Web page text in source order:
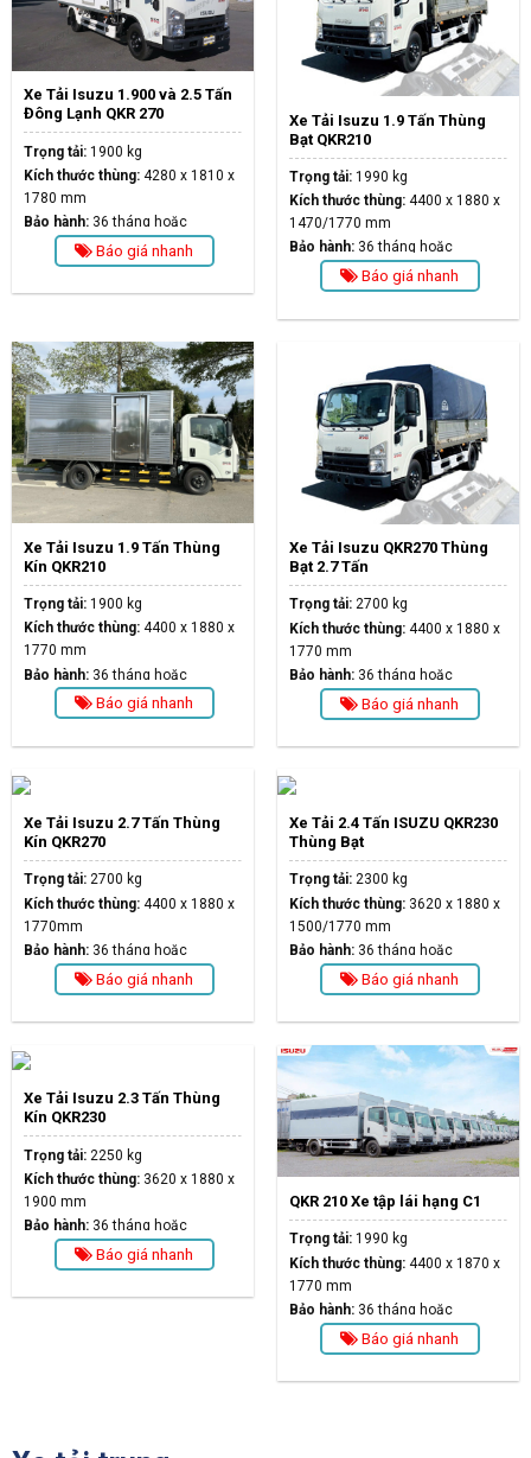
Xe Tải Isuzu 1.900 và 2.5 Tấn
Đông Lạnh QKR 270
Trọng tải:1900 kg
Kích thước thùng:4280 x 1810 x
1780 mm
Bảo hành: 36 tháng hoặc
100.000kmBáo giá nhanh
Xe Tải Isuzu 1.9 Tấn Thùng
Bạt QKR210
Trọng tải:1990 kg
Kích thước thùng:4400 x 1880 x
1470/1770 mm
Bảo hành: 36 tháng hoặc
100.000kmBáo giá nhanh
Xe Tải Isuzu 1.9 Tấn Thùng
Kín QKR210
Trọng tải:1900 kg
Kích thước thùng:4400 x 1880 x
1770 mm
Bảo hành: 36 tháng hoặc
100.000kmBáo giá nhanh
Xe Tải Isuzu QKR270 Thùng
Bạt 2.7 Tấn
Trọng tải:2700 kg
Kích thước thùng:4400 x 1880 x
1770 mm
Bảo hành: 36 tháng hoặc
100.000kmBáo giá nhanh
Xe Tải Isuzu 2.7 Tấn Thùng
Kín QKR270
Trọng tải:2700 kg
Kích thước thùng:4400 x 1880 x
1770mm
Bảo hành: 36 tháng hoặc
100.000kmBáo giá nhanh
Xe Tải 2.4 Tấn ISUZU QKR230
Thùng Bạt
Trọng tải:2300 kg
Kích thước thùng:3620 x 1880 x
1500/1770 mm
Bảo hành: 36 tháng hoặc
100.000kmBáo giá nhanh
Xe Tải Isuzu 2.3 Tấn Thùng
Kín QKR230
Trọng tải:2250 kg
Kích thước thùng:3620 x 1880 x
1900 mm
Bảo hành: 36 tháng hoặc
100.000kmBáo giá nhanh
QKR 210 Xe tập lái hạng C1
Trọng tải:1990 kg
Kích thước thùng:4400 x 1870 x
1770 mm
Bảo hành: 36 tháng hoặc
100.000 kmBáo giá nhanh